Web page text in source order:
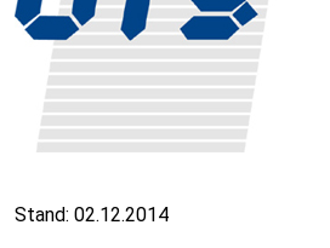
Stand: 02.12.2014